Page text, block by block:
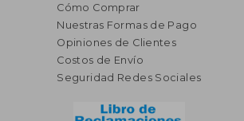
Cómo Comprar
Nuestras Formas de Pago
Opiniones de Clientes
Costos de Envío
Seguridad Redes Sociales